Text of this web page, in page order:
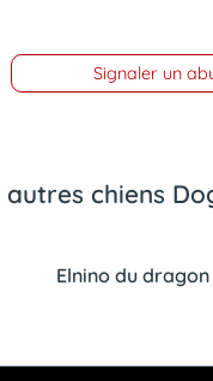
Signaler un
autres chiens
Elnino du